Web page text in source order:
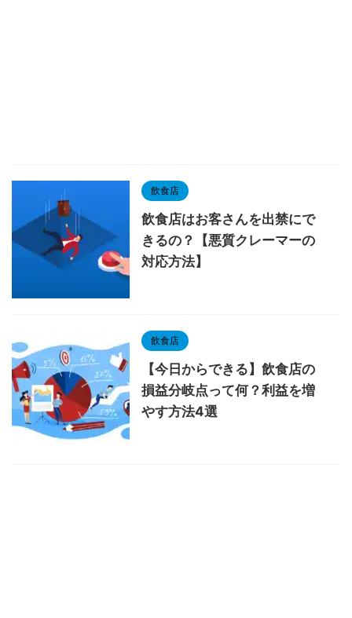
飲食店
飲食店はお客さんを出禁にで
きるの？【悪質クレーマーの
対応方法】
飲食店
【今日からできる】飲食店の
損益分岐点って何？利益を増
やす方法4選